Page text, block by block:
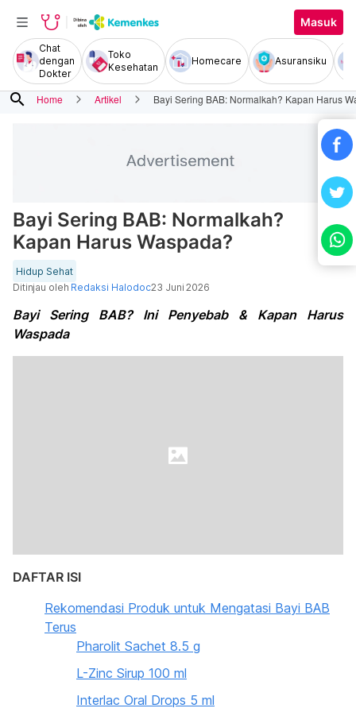
Masuk
Chat
dengan
Dokter
Toko
Kesehatan
Homecare Asuransiku
search Home Artikel Bayi Sering BAB: Normalkah? Kapan Harus
Bayi Sering BAB: Normalkah?
Kapan Harus Waspada?
Hidup Sehat
Ditinjau oleh Redaksi Halodoc23 Juni 2026
Bayi Sering BAB? Ini Penyebab & Kapan Harus
Waspada
DAFTAR ISI
Rekomendasi Produk untuk Mengatasi Bayi BAB
Terus
Pharolit Sachet 8.5 g
L-Zinc Sirup 100 ml
Interlac Oral Drops 5 ml